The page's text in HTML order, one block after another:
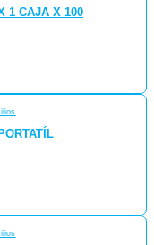
1 CAJA X 100